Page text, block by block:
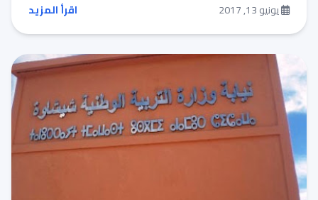
يونيو 13, 2017 اقرأ المزيد